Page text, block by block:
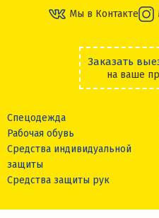
Мы в Контакте
Заказать
на ваше
Спецодежда
Рабочая обувь
Средства индивидуальной
защиты
Средства защиты рук